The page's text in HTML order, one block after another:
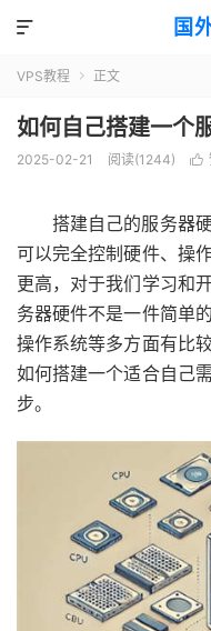
国

VPS教程  正文
如何自己搭建一个
2025-02-21 阅读(1244) 
搭建自己的服务器
可以完全控制硬件、操
更高，对于我们学习和
务器硬件不是一件简单
操作系统等多方面有比
如何搭建一个适合自己
步。